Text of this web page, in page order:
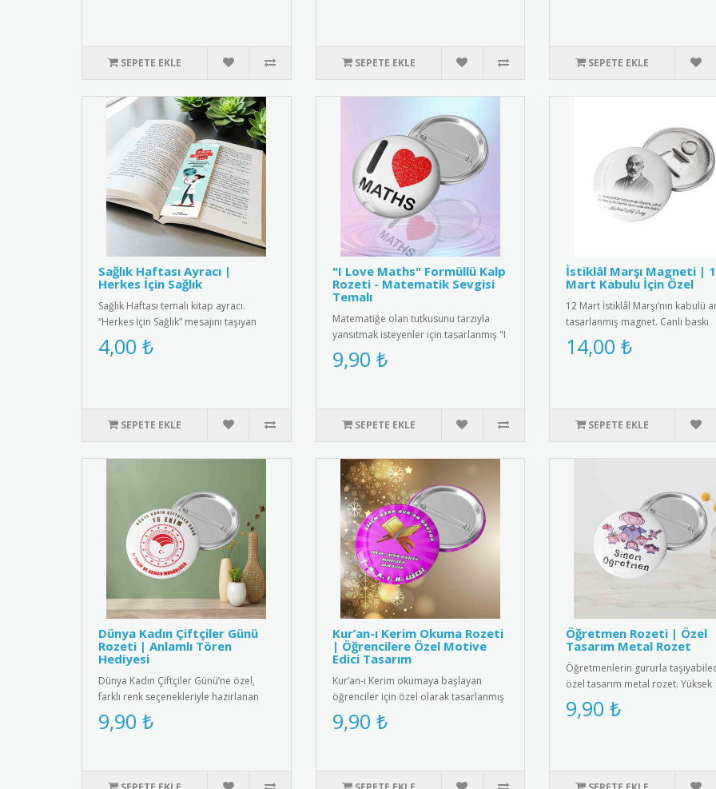
SEPETE EKLE SEPETE EKLE SEPETE EKLE
Sağlık Haftası Ayracı |
Herkes İçin Sağlık
Sağlık Haftası temalı kitap ayracı.
“Herkes İçin Sağlık” mesajını taşıyan
anlamlı ve farkındalık kaz..
4,00 ₺
SEPETE EKLE
"I Love Maths" Formüllü Kalp
Rozeti - Matematik Sevgisi
Temalı
Matematiğe olan tutkusunu tarzıyla
yansıtmak isteyenler için tasarlanmış "I
Love Maths" metal yaka r..
9,90 ₺
SEPETE EKLE
İstiklâl Marşı Magneti |
Mart Kabulu İçin Özel
12 Mart İstiklâl Marşı’nın kabulü
tasarlanmış magnet. Canlı baskı
kalitesiyle fotoğraflı ya ..
14,00 ₺
SEPETE EKLE
Dünya Kadın Çiftçiler Günü
Rozeti | Anlamlı Tören
Hediyesi
Dünya Kadın Çiftçiler Günü’ne özel,
farklı renk seçenekleriyle hazırlanan
rozetiyle hem anlamlı hem ..
9,90 ₺
Kur’an-ı Kerim Okuma Rozeti
| Öğrencilere Özel Motive
Edici Tasarım
Kur’an-ı Kerim okumaya başlayan
öğrenciler için özel olarak tasarlanmış
bu rozet, eğitim sürecini de..
9,90 ₺
Öğretmen Rozeti | Özel
Tasarım Metal Rozet
Öğretmenlerin gururla
özel tasarım metal rozet. Yüksek
kaliteli metal malzemeden üret..
9,90 ₺